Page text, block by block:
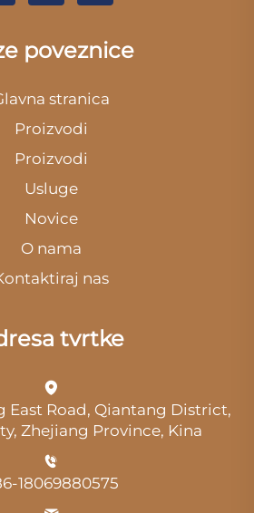
poveznice
stranica
Proizvodi
Proizvodi
Usluge
Novice
O nama
nas
tvrtke
East Road, Qiantang District,
Zhejiang Province, Kina
18069880575